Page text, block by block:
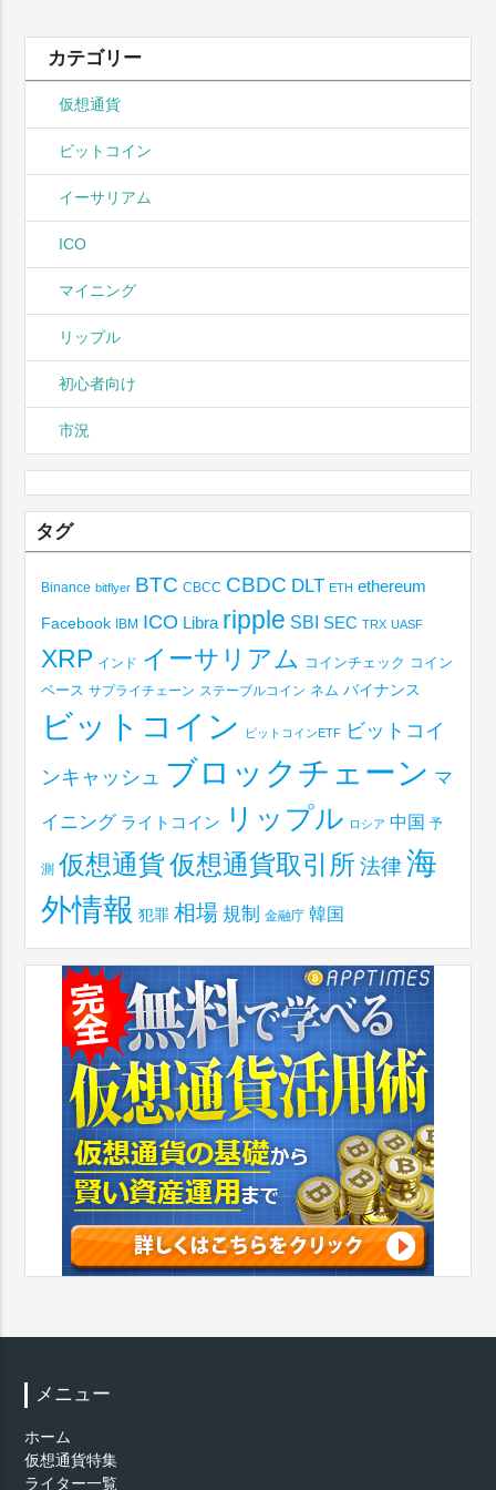
カテゴリー
仮想通貨
ビットコイン
イーサリアム
ICO
マイニング
リップル
初心者向け
市況
タグ
Binance bitflyer BTC CBCC CBDC DLT ETH ethereum
Facebook IBM ICO Libra ripple SBI SEC TRX UASF
XRP インド イーサリアム コインチェック コイン
ベース サプライチェーン ステーブルコイン ネム バイナンス
ビットコイン ビットコインETF ビットコイ
ンキャッシュ ブロックチェーン マ
イニング ライトコイン リップル ロシア 中国 予
測 仮想通貨仮想通貨取引所 法律 海
外情報 犯罪 相場 規制 金融庁 韓国
メニュー
ホーム
仮想通貨特集
ライター一覧